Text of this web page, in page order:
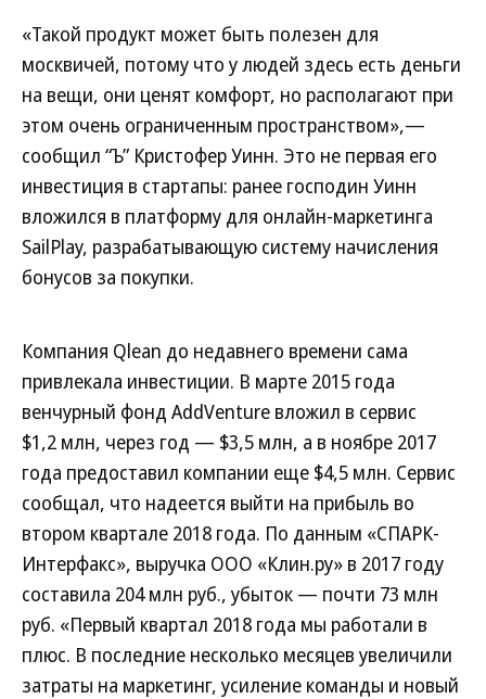
«Такой продукт может быть полезен для
москвичей, потому что у людей здесь есть деньги
на вещи, они ценят комфорт, но располагают при
этом очень ограниченным пространством»,—
сообщил “Ъ” Кристофер Уинн. Это не первая его
инвестиция в стартапы: ранее господин Уинн
вложился в платформу для онлайн-маркетинга
SailPlay, разрабатывающую систему начисления
бонусов за покупки.
Компания Qlean до недавнего времени сама
привлекала инвестиции. В марте 2015 года
венчурный фонд AddVenture вложил в сервис
$1,2 млн, через год — $3,5 млн, а в ноябре 2017
года предоставил компании еще $4,5 млн. Сервис
сообщал, что надеется выйти на прибыль во
втором квартале 2018 года. По данным «СПАРК-
Интерфакс», выручка ООО «Клин.ру» в 2017 году
составила 204 млн руб., убыток — почти 73 млн
руб. «Первый квартал 2018 года мы работали в
плюс. В последние несколько месяцев увеличили
затраты на маркетинг, усиление команды и новый